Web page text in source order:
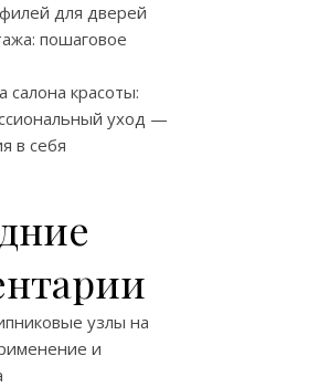
для дверей
пошаговое
красоты:
уход —
в себя
узлы на
и